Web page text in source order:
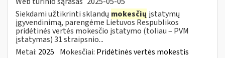
Siekdami užtikrinti sklandų mokesčių įstatymų
įgyvendinimą, parengėme Lietuvos Respublikos
pridėtinės vertės mokesčio įstatymo (toliau – PVM
įstatymas) 31 straipsnio...
Metai: 2025 Mokesčiai: Pridėtinės vertės mokestis